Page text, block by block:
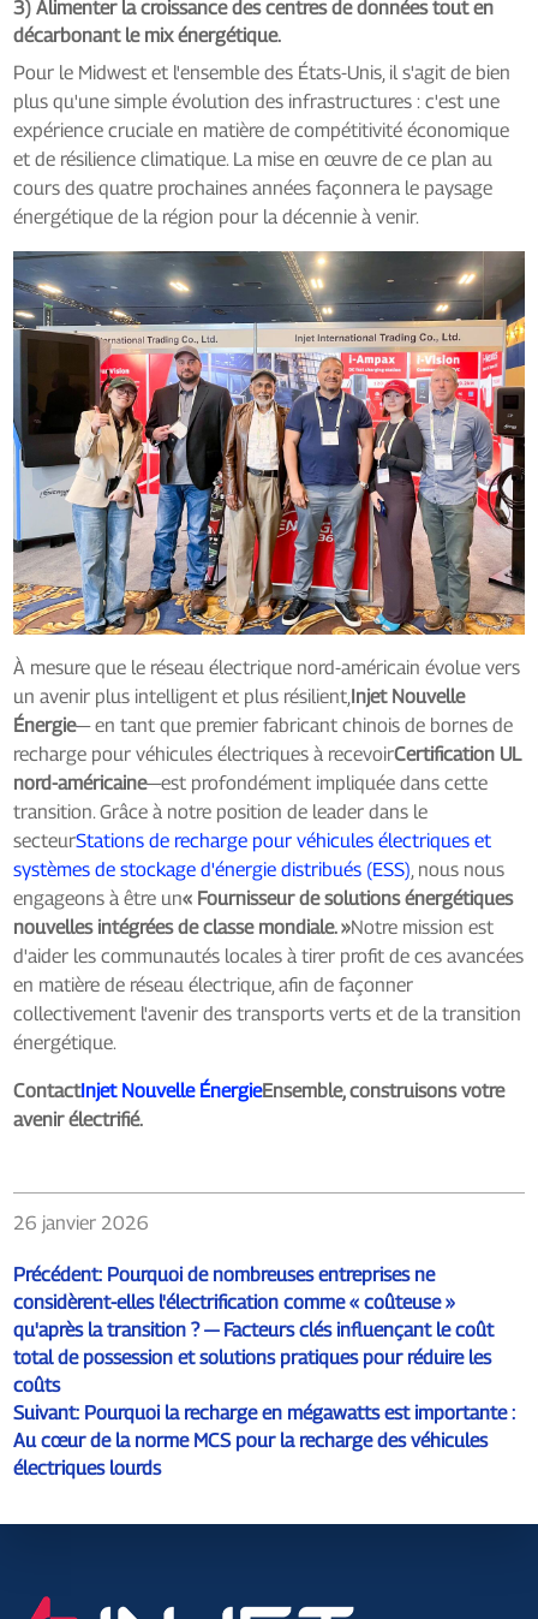
3) Alimenter la croissance des centres de données tout en
décarbonant le mix énergétique.
Pour le Midwest et l'ensemble des États-Unis, il s'agit de bien
plus qu'une simple évolution des infrastructures : c'est une
expérience cruciale en matière de compétitivité économique
et de résilience climatique. La mise en œuvre de ce plan au
cours des quatre prochaines années façonnera le paysage
énergétique de la région pour la décennie à venir.
À mesure que le réseau électrique nord-américain évolue vers
un avenir plus intelligent et plus résilient, Injet Nouvelle
Énergie— en tant que premier fabricant chinois de bornes de
recharge pour véhicules électriques à recevoirCertification UL
nord-américaine—est profondément impliquée dans cette
transition. Grâce à notre position de leader dans le
secteurStations de recharge pour véhicules électriques et
systèmes de stockage d'énergie distribués (ESS) , nous nous
engageons à être un« Fournisseur de solutions énergétiques
nouvelles intégrées de classe mondiale. »Notre mission est
d'aider les communautés locales à tirer profit de ces avancées
en matière de réseau électrique, afin de façonner
collectivement l'avenir des transports verts et de la transition
énergétique.
ContactInjet Nouvelle ÉnergieEnsemble, construisons votre
avenir électrifié.
26 janvier 2026
Précédent: Pourquoi de nombreuses entreprises ne
considèrent-elles l'électrification comme « coûteuse »
qu'après la transition ? — Facteurs clés influençant le coût
total de possession et solutions pratiques pour réduire les
coûts
Suivant: Pourquoi la recharge en mégawatts est importante :
Au cœur de la norme MCS pour la recharge des véhicules
électriques lourds